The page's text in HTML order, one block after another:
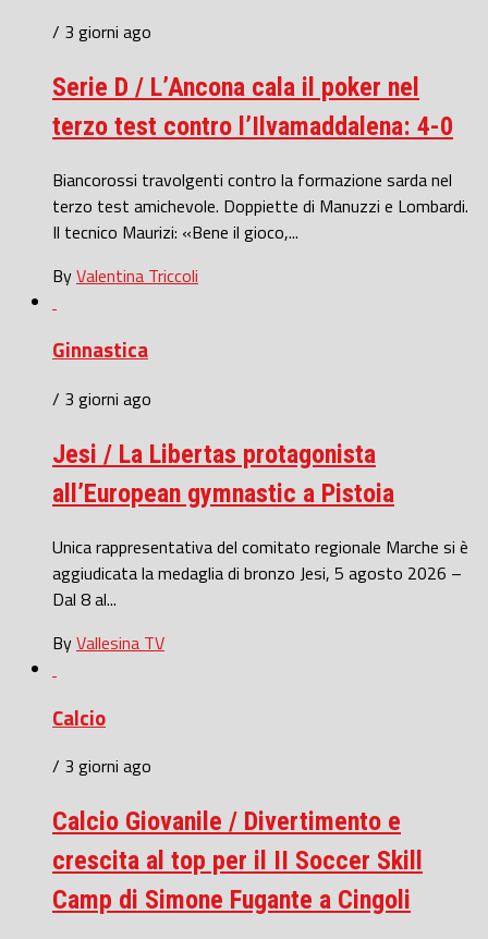
/ 3 giorni ago
Serie D / L’Ancona cala il poker nel
terzo test contro l’Ilvamaddalena: 4-0
Biancorossi travolgenti contro la formazione sarda nel
terzo test amichevole. Doppiette di Manuzzi e Lombardi.
Il tecnico Maurizi: «Bene il gioco,...
ByValentina Triccoli
Ginnastica
/ 3 giorni ago
Jesi / La Libertas protagonista
all’European gymnastic a Pistoia
Unica rappresentativa del comitato regionale Marche si è
aggiudicata la medaglia di bronzo Jesi, 5 agosto 2026 –
Dal 8 al...
ByVallesina TV
Calcio
/ 3 giorni ago
Calcio Giovanile / Divertimento e
crescita al top per il II Soccer Skill
Camp di Simone Fugante a Cingoli